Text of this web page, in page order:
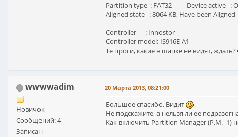
Partition type : FAT32 Device active :
Aligned state : 8064 KB, Have been Aligned
Controller : Innostor
Controller model: IS916E-A1
Те проги, какие в шапке не видят, ждать?
wwwwadim
Новичок
Сообщений: 4
Записан
20 Марта 2013, 08:21:00
Большое спасибо. Видит
Не подскажите, а нельзя ли ее
Как включить Partition Manager (P.M.=1)